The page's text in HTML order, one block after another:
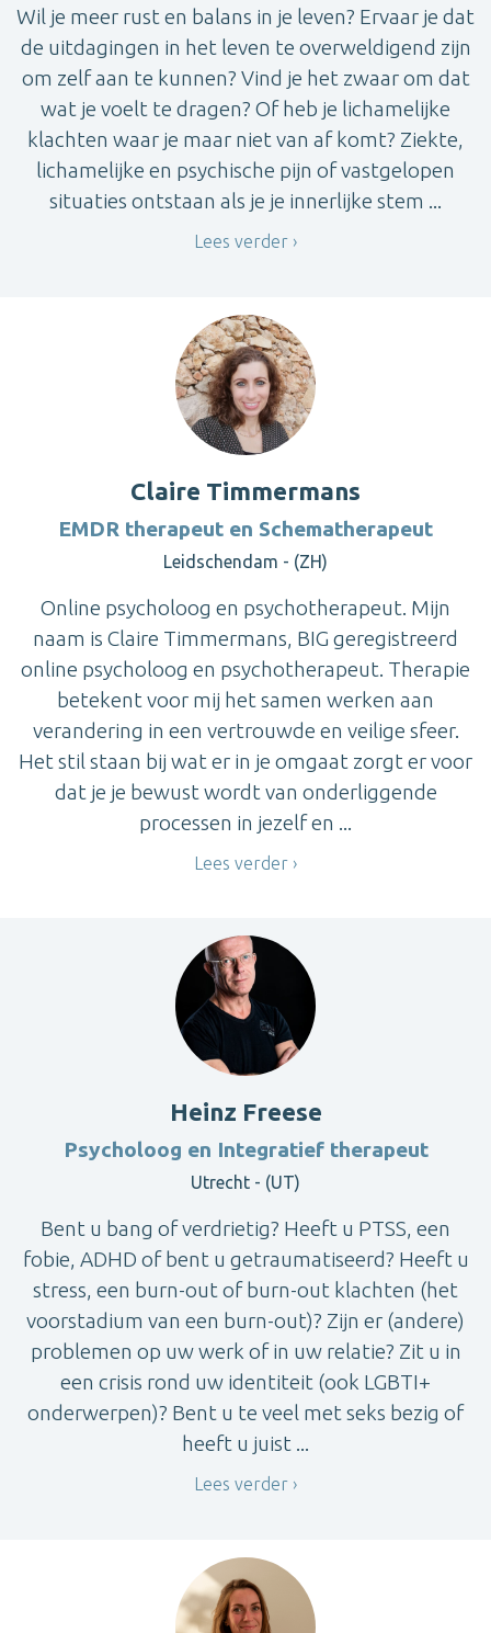
Wil je meer rust en balans in je leven? Ervaar je dat
de uitdagingen in het leven te overweldigend zijn
om zelf aan te kunnen? Vind je het zwaar om dat
wat je voelt te dragen? Of heb je lichamelijke
klachten waar je maar niet van af komt? Ziekte,
lichamelijke en psychische pijn of vastgelopen
situaties ontstaan als je je innerlijke stem ...
Lees verder
Claire Timmermans
EMDR therapeut en Schematherapeut
Leidschendam - (ZH)
Online psycholoog en psychotherapeut. Mijn
naam is Claire Timmermans, BIG geregistreerd
online psycholoog en psychotherapeut. Therapie
betekent voor mij het samen werken aan
verandering in een vertrouwde en veilige sfeer.
Het stil staan bij wat er in je omgaat zorgt er voor
dat je je bewust wordt van onderliggende
processen in jezelf en ...
Lees verder
Heinz Freese
Psycholoog en Integratief therapeut
Utrecht - (UT)
Bent u bang of verdrietig? Heeft u PTSS, een
fobie, ADHD of bent u getraumatiseerd? Heeft u
stress, een burn-out of burn-out klachten (het
voorstadium van een burn-out)? Zijn er (andere)
problemen op uw werk of in uw relatie? Zit u in
een crisis rond uw identiteit (ook LGBTI+
onderwerpen)? Bent u te veel met seks bezig of
heeft u juist ...
Lees verder